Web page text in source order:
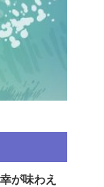
が味わえ